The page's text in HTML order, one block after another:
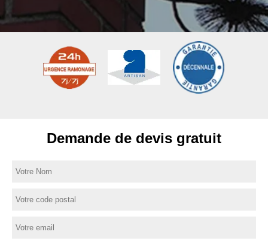
Demande de devis gratuit